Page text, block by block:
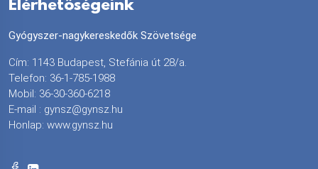
Elérhetőségeink
Gyógyszer-nagykereskedők Szövetsége
Cím: 1143 Budapest, Stefánia út 28/a.
Telefon: 36-1-785-1988
Mobil: 36-30-360-6218
E-mail : gynsz@gynsz.hu
Honlap: www.gynsz.hu